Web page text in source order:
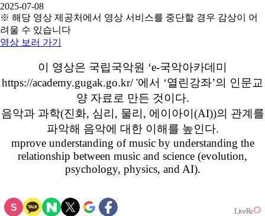
2025-07-08
※ 해당 영상 제공처에서 영상 서비스를 중단할 경우 감상이 어
려울 수 있습니다
영상 보러 가기
이 영상은 국립국악원 ‘e-국악아카데미
https://academy.gugak.go.kr/ '에서 ‘열린강좌’의 인문교
양 자료로 만든 것이다.
음악과 과학(진화, 심리, 물리, 에이아이(AI))의 관계를
파악해 음악에 대한 이해를 높인다.
mprove understanding of music by understanding the
relationship between music and science (evolution,
psychology, physics, and AI).